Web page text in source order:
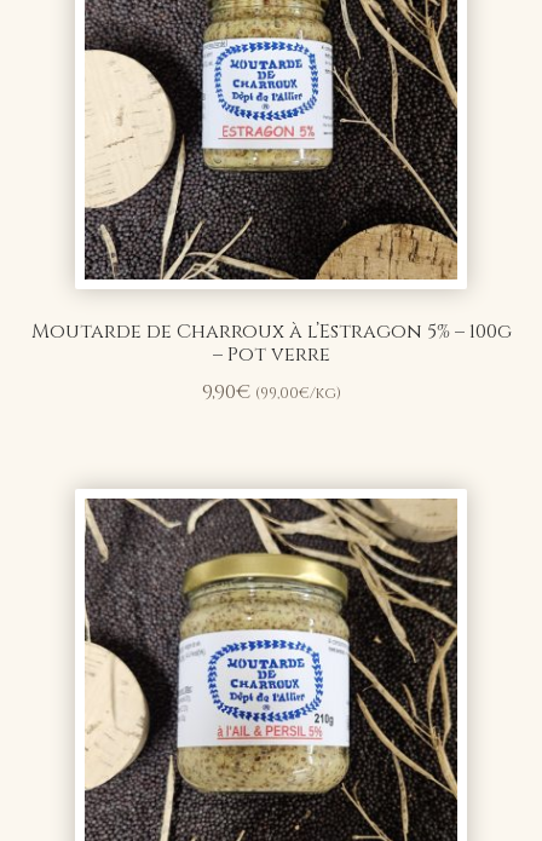
Moutarde de Charroux à l’Estragon 5% – 100g
– Pot verre
9,90€ (99,00€/kg)